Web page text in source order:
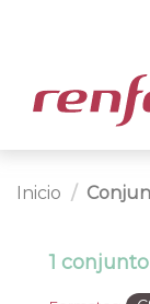
Inicio
1